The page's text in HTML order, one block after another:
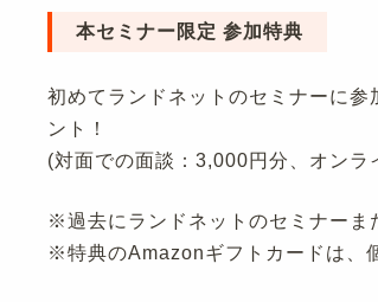
本セミナー限定 参加特典
初めてランドネットのセミナーに
ント！
(対面での面談：3,000円分、オン
※過去にランドネットのセミナーま
※特典のAmazonギフトカードは、